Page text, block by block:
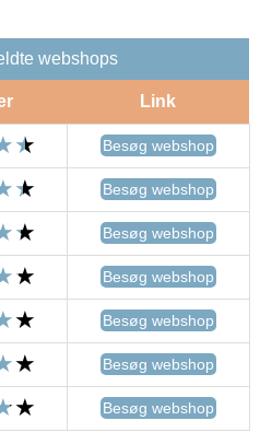
webshops
Link
Besøg webshop
Besøg webshop
Besøg webshop
Besøg webshop
Besøg webshop
Besøg webshop
Besøg webshop